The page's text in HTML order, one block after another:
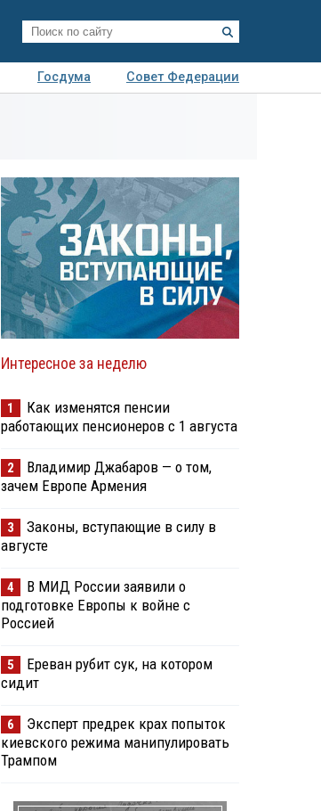
Госдума
Совет Федерации
Интересное за неделю
1
Как изменятся пенсии
работающих пенсионеров с 1 августа
2
Владимир Джабаров — о том,
зачем Европе Армения
3
Законы, вступающие в силу в
августе
4
В МИД России заявили о
подготовке Европы к войне с
Россией
5
Ереван рубит сук, на котором
сидит
6
Эксперт предрек крах попыток
киевского режима манипулировать
Трампом